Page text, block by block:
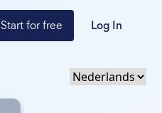
Start for free Log In